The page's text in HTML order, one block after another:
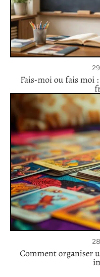
Fais-moi ou fais moi
Comment organiser